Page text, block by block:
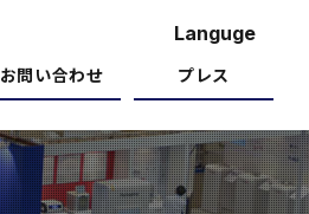
Languge
お問い合わせ プレス